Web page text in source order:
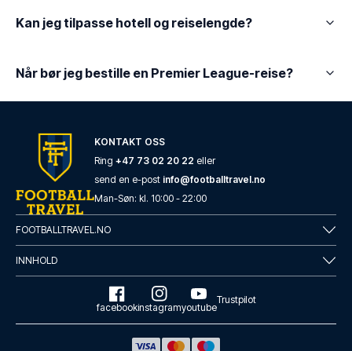
Kan jeg tilpasse hotell og reiselengde?
Når bør jeg bestille en Premier League-reise?
KONTAKT OSS
Ring +47 73 02 20 22 eller
send en e-post info@footballtravel.no
Man-Søn: kl. 10:00 - 22:00
FOOTBALLTRAVEL.NO
INNHOLD
facebookinstagramyoutube
Trustpilot